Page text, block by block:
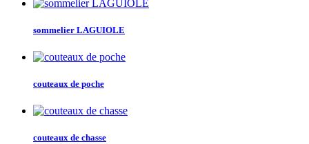
sommelier LAGUIOLE
couteaux de poche
couteaux de chasse